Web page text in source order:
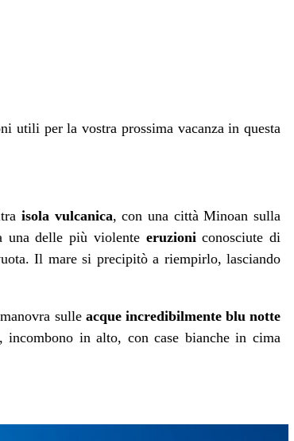
utili per la vostra prossima vacanza in questa
isola vulcanica, con una città Minoan sulla
una delle più violenteeruzioniconosciute di
Il mare si precipitò a riempirlo, lasciando
sulle acque incredibilmente blu notte
in alto, con case bianche in cima